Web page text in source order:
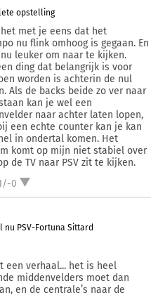
opstelling
met je eens dat het
nu flink omhoog is gegaan. En
nu leuker om naar te kijken.
ding dat belangrijk is voor
worden is achterin de nul
Als de backs beide zo ver naar
kan je wel een
naar achter laten lopen,
een echte counter kan je kan
in ondertal komen. Het
komt op mijn niet stabiel over
de TV naar PSV zit te kijken.
0
nu PSV-Fortuna Sittard
een verhaal... het is heel
middenvelders moet dan
en de centrale’s naar de